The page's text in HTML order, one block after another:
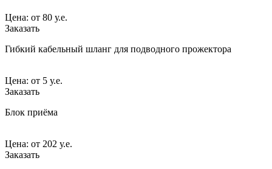
Цена: от 80 у.е.
Заказать
Гибкий кабельный шланг для подводного прожектора
Цена: от 5 у.е.
Заказать
Блок приёма
Цена: от 202 у.е.
Заказать